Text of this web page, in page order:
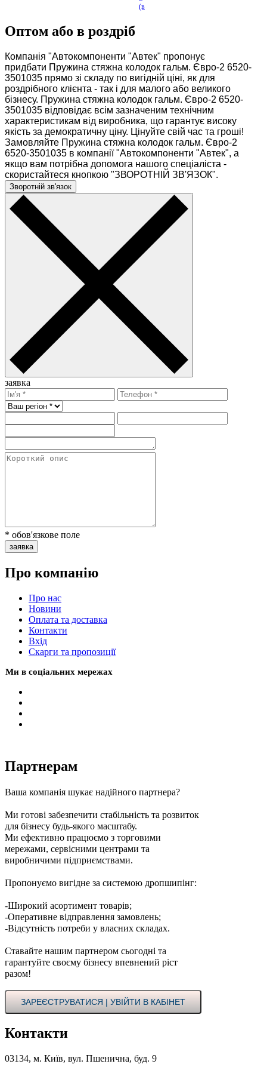
(в
Оптом або в роздріб
Компанія "Автокомпоненти "Автек" пропонує
придбати Пружина стяжна колодок гальм. Євро-2 6520-
3501035 прямо зі складу по вигідній ціні, як для
роздрібного клієнта - так і для малого або великого
бізнесу. Пружина стяжна колодок гальм. Євро-2 6520-
3501035 відповідає всім зазначеним технічним
характеристикам від виробника, що гарантує високу
якість за демократичну ціну. Цінуйте свій час та гроші!
Замовляйте Пружина стяжна колодок гальм. Євро-2
6520-3501035 в компанії "Автокомпоненти "Автек", а
якщо вам потрібна допомога нашого спеціаліста -
скористайтеся кнопкою "ЗВОРОТНІЙ ЗВ'ЯЗОК".
Зворотній зв'язок
заявка
* обов'язкове поле
заявка
Про компанію
Про нас
Новини
Оплата та доставка
Контакти
Вхiд
Скарги та пропозиції
Ми в соціальних мережах
Партнерам
Ваша компанія шукає надійного партнера?
Ми готові забезпечити стабільність та розвиток
для бізнесу будь-якого масштабу.
Ми ефективно працюємо з торговими
мережами, сервісними центрами та
виробничими підприємствами.
Пропонуємо вигідне за системою дропшипінг:
-Широкий асортимент товарів;
-Оперативне відправлення замовлень;
-Відсутність потреби у власних складах.
Ставайте нашим партнером сьогодні та
гарантуйте своєму бізнесу впевнений ріст
разом!
ЗАРЕЄСТРУВАТИСЯ | УВІЙТИ В КАБІНЕТ
Контакти
03134, м. Київ, вул. Пшенична, буд. 9